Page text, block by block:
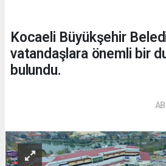
Kocaeli Büyükşehir
vatandaşlara önemli bir
bulundu.